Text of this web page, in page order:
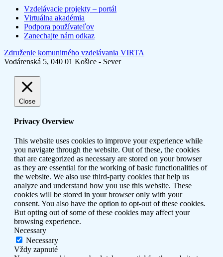
Vzdelávacie projekty – portál
Virtuálna akadémia
Podpora používateľov
Zanechajte nám odkaz
Združenie komunitného vzdelávania VIRTA
Vodárenská 5, 040 01 Košice - Sever
Close
Privacy Overview
This website uses cookies to improve your experience while
you navigate through the website. Out of these, the cookies
that are categorized as necessary are stored on your browser
as they are essential for the working of basic functionalities of
the website. We also use third-party cookies that help us
analyze and understand how you use this website. These
cookies will be stored in your browser only with your
consent. You also have the option to opt-out of these cookies.
But opting out of some of these cookies may affect your
browsing experience.
Necessary
Necessary
Vždy zapnuté